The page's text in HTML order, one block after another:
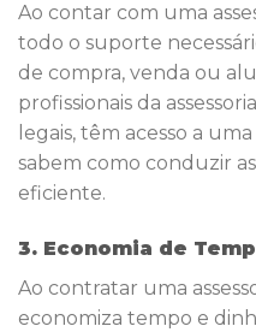
Ao contar com uma
todo o suporte
de compra, venda ou
profissionais da
legais, têm acesso a
sabem como conduzir
eficiente.
3. Economia de
Ao contratar uma
economiza tempo e